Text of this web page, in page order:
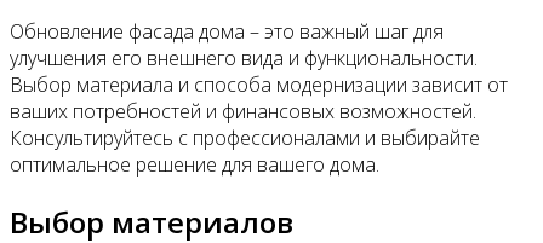
Обновление фасада дома – это важный шаг для
улучшения его внешнего вида и функциональности.
Выбор материала и способа модернизации зависит от
ваших потребностей и финансовых возможностей.
Консультируйтесь с профессионалами и выбирайте
оптимальное решение для вашего дома.
Выбор материалов